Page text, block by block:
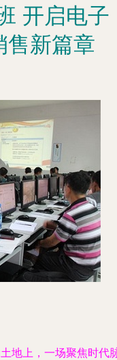
开启电子
售新篇章
地上，一场聚焦时代